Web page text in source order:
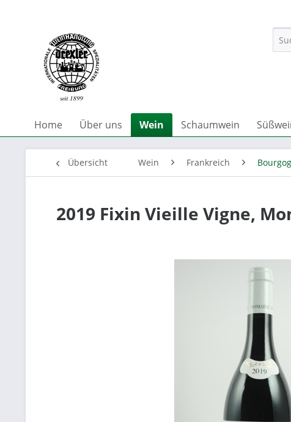
Home Über uns Wein Schaumwein
Übersicht Wein Frankreich
2019 Fixin Vieille Vigne,